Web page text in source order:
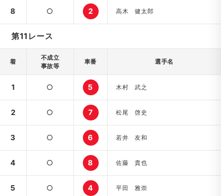
8 ○ 2 高木 健太郎
第11レース
着
不成立
事故等
車番 選手名
1 ○ 5 木村 武之
2 ○ 7 松尾 啓史
3 ○ 6 若井 友和
4 ○ 8 佐藤 貴也
5 ○ 4 平田 雅崇